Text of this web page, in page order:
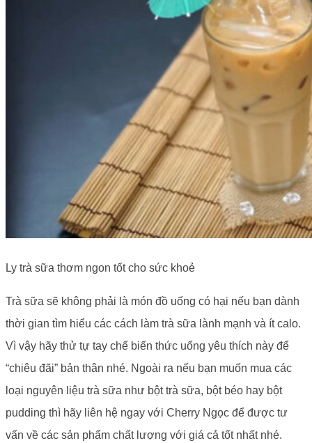
Ly trà sữa thơm ngon tốt cho sức khoẻ
Trà sữa sẽ không phải là món đồ uống có hại nếu bạn dành
thời gian tìm hiểu các cách làm trà sữa lành mạnh và ít calo.
Vì vậy hãy thử tự tay chế biến thức uống yêu thích này để
“chiêu đãi” bản thân nhé. Ngoài ra nếu bạn muốn mua các
loại nguyên liệu trà sữa như bột trà sữa, bột béo hay bột
pudding thì hãy liên hệ ngay với Cherry Ngọc để được tư
vấn về các sản phẩm chất lượng với giá cả tốt nhất nhé.